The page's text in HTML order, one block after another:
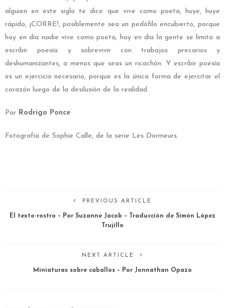
alguien en este siglo te dice que vive como poeta, huye, huye
rápido, ¡CORRE!, posiblemente sea un pedófilo encubierto, porque
hoy en día nadie vive como poeta, hoy en día la gente se limita a
escribir poesía y sobrevivir con trabajos precarios y
deshumanizantes, a menos que seas un ricachón. Y escribir poesía
es un ejercicio necesario, porque es la única forma de ejercitar el
corazón luego de la desilusión de la realidad.
Por Rodrigo Ponce
Fotografía de Sophie Calle, de la serie Les Dormeurs.
PREVIOUS ARTICLE
El texto-rostro – Por Suzanne Jacob – Traducción de Simón López
Trujillo
NEXT ARTICLE
Miniaturas sobre caballos – Por Jonnathan Opazo